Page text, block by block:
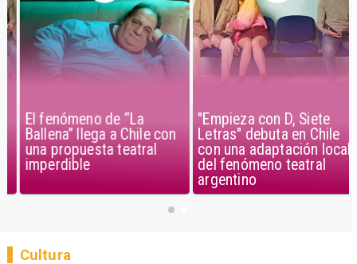
El fenómeno de “La
Ballena” llega a Chile con
una propuesta teatral
imperdible
"Empieza con D, Siete
Letras" debuta en Chile
con una adaptación local
del fenómeno teatral
argentino
Cultura